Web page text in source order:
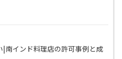
南インド料理店の許可事例と成